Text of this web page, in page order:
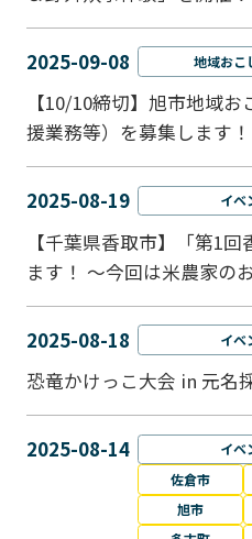
2025-09-08 地域おこ
【10/10締切】旭市地域
援業務等）を募集します！
2025-08-19 イベ
【千葉県香取市】「第1
ます！ ～今回は米農家の
2025-08-18 イベ
恐竜かけっこ大会 in 元名
2025-08-14 イベ
佐倉市
旭市